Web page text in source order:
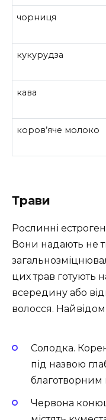
чорниця
кукурудза
кава
коров’яче молоко
Трави
Рослинні
Вони надають не
цих трав готують
всередину або
волосся.
Солодка.
під назвою
благотворним
Червона